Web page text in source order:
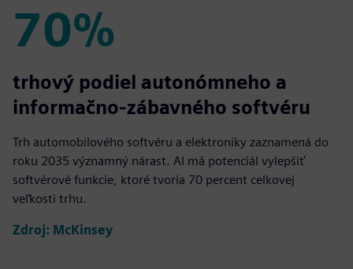
70%
70%
trhový podiel autonómneho a
informačno-zábavného softvéru
Trh automobilového softvéru a elektroniky zaznamená do
roku 2035 významný nárast. AI má potenciál vylepšiť
softvérové funkcie, ktoré tvoria 70 percent celkovej
veľkosti trhu.
Zdroj: McKinsey